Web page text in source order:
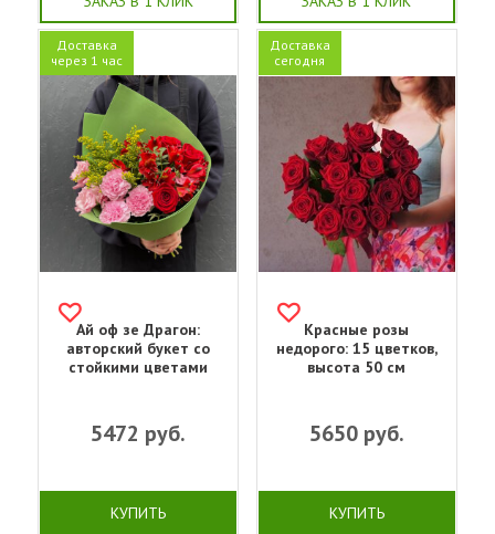
Доставка
через 1 час
Ай оф зе Драгон:
авторский букет со
стойкими цветами
5472 руб.
КУПИТЬ
Доставка
сегодня
Красные розы
недорого: 15 цветков,
высота 50 см
5650руб.
КУПИТЬ